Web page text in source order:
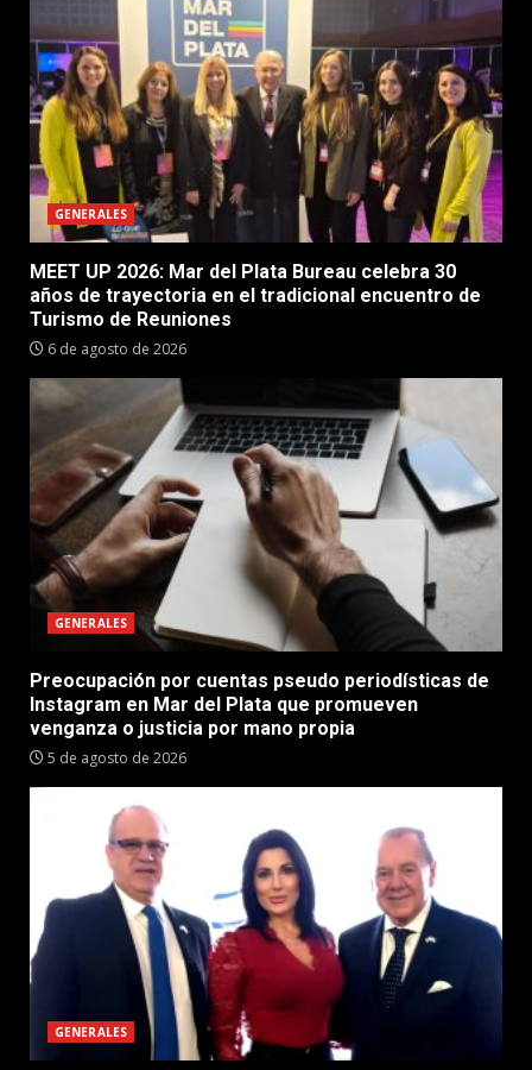
GENERALES
MEET UP 2026: Mar del Plata Bureau celebra 30
años de trayectoria en el tradicional encuentro de
Turismo de Reuniones
6 de agosto de 2026
GENERALES
Preocupación por cuentas pseudo periodísticas de
Instagram en Mar del Plata que promueven
venganza o justicia por mano propia
5 de agosto de 2026
GENERALES